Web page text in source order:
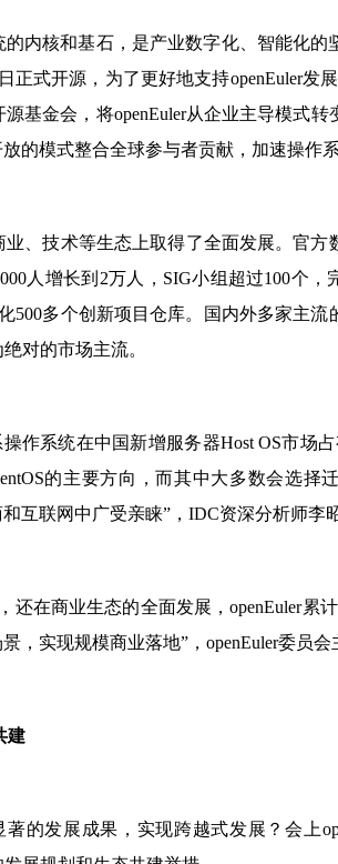
核和基石，是产业数字化、智能化的
正式开源，为了更好地支持openEuler发
基金会，将openEuler从企业主导模式转
的模式整合全球参与者贡献，加速操作系
技术等生态上取得了全面发展。官方
人增长到2万人，SIG小组超过100个，
500多个创新项目仓库。国内外多家主流
对的市场主流。
系统在中国新增服务器Host OS市场占
的主要方向，而其中大多数会选择
互联网中广受亲睐”，IDC资深分析师李
在商业生态的全面发展，openEuler累
，实现规模商业落地”，openEuler委员会
建
的发展成果，实现跨越式发展？会上